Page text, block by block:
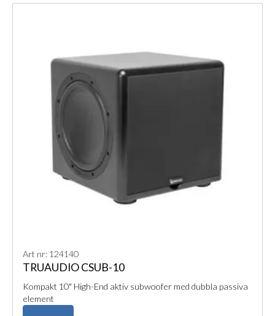
Art nr: 124140
TRUAUDIO CSUB-10
Kompakt 10" High-End aktiv subwoofer med dubbla passiva
element